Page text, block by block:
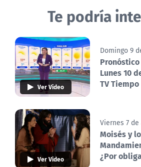
Te podría
Ver Video
Domingo 9
Lunes 10
TV Tiempo
Ver Video
Viernes 7
Moisés y
¿Por